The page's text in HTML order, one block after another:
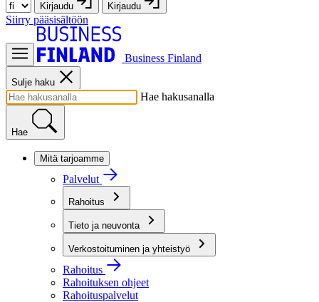
Kirjaudu Kirjaudu
Siirry pääsisältöön
Business Finland
Sulje haku
Hae hakusanalla
Hae
Mitä tarjoamme
Palvelut
Rahoitus
Tieto ja neuvonta
Verkostoituminen ja yhteistyö
Rahoitus
Rahoituksen ohjeet
Rahoituspalvelut